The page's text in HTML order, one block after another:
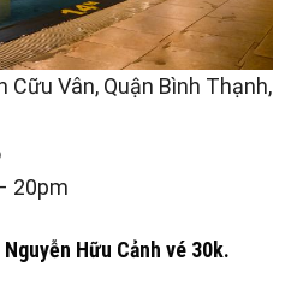
Vân, Quận Bình Thạnh,
20pm
Hữu Cảnh vé 30k.